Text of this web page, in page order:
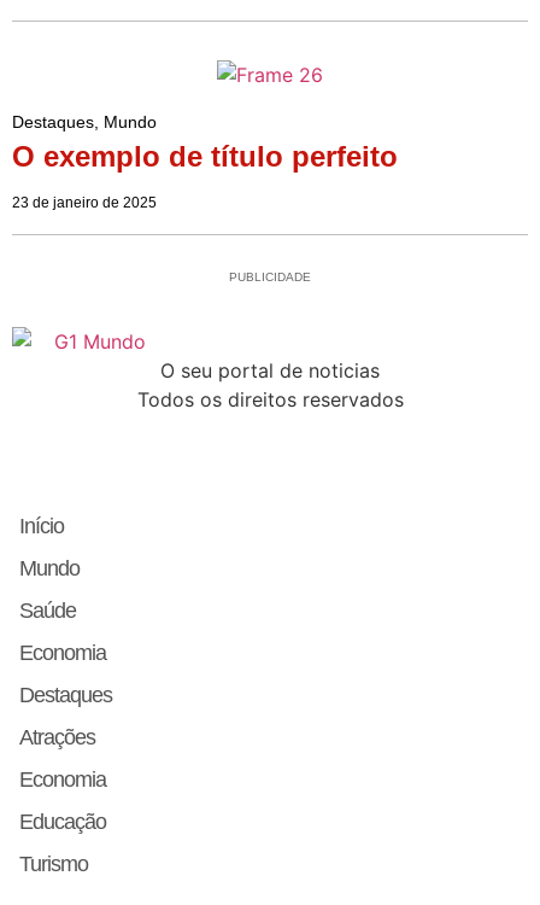
Destaques Mundo
O exemplo de título perfeito
23 de janeiro de 2025
PUBLICIDADE
O seu portal de noticias
Todos os direitos reservados
Início
Mundo
Saúde
Economia
Destaques
Atrações
Economia
Educação
Turismo